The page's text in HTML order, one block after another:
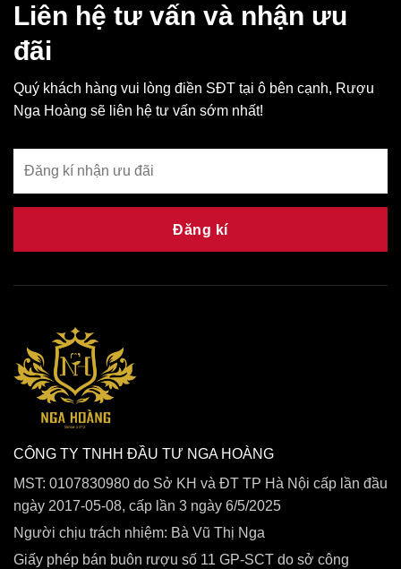
Liên hệ tư vấn và nhận ưu
đãi
Quý khách hàng vui lòng điền SĐT tại ô bên cạnh, Rượu
Nga Hoàng sẽ liên hệ tư vấn sớm nhất!
Đăng kí
CÔNG TY TNHH ĐẦU TƯ NGA HOÀNG
MST: 0107830980 do Sở KH và ĐT TP Hà Nội cấp lần đầu
ngày 2017-05-08, cấp lần 3 ngày 6/5/2025
Người chịu trách nhiệm: Bà Vũ Thị Nga
Giấy phép bán buôn rượu số 11 GP-SCT do sở công